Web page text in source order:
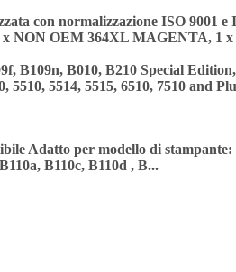
con normalizzazione ISO 9001 e
NON OEM 364XL MAGENTA, 1
B109n, B010, B210 Special
5514, 5515, 6510, 7510 and
Adatto per modello di
B110c, B110d , B...